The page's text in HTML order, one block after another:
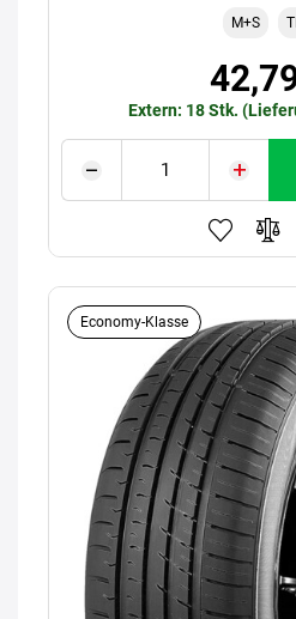
M+S
Extern: 18 Stk.
Economy-Klasse